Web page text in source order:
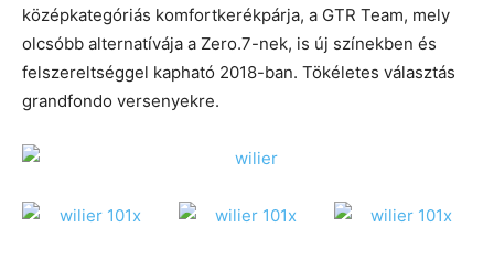
középkategóriás komfortkerékpárja, a GTR Team, mely
olcsóbb alternatívája a Zero.7-nek, is új színekben és
felszereltséggel kapható 2018-ban. Tökéletes választás
grandfondo versenyekre.